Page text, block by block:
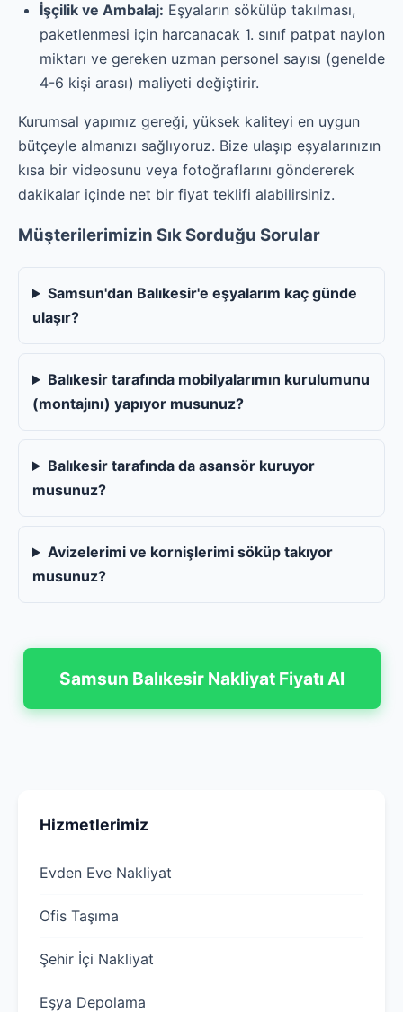
İşçilik ve Ambalaj: Eşyaların sökülüp takılması,
paketlenmesi için harcanacak 1. sınıf patpat naylon
miktarı ve gereken uzman personel sayısı (genelde
4-6 kişi arası) maliyeti değiştirir.
Kurumsal yapımız gereği, yüksek kaliteyi en uygun
bütçeyle almanızı sağlıyoruz. Bize ulaşıp eşyalarınızın
kısa bir videosunu veya fotoğraflarını göndererek
dakikalar içinde net bir fiyat teklifi alabilirsiniz.
Müşterilerimizin Sık Sorduğu Sorular
Samsun'dan Balıkesir'e eşyalarım kaç günde
ulaşır?
Balıkesir tarafında mobilyalarımın kurulumunu
(montajını) yapıyor musunuz?
Balıkesir tarafında da asansör kuruyor
musunuz?
Avizelerimi ve kornişlerimi söküp takıyor
musunuz?
Samsun Balıkesir Nakliyat Fiyatı Al
Hizmetlerimiz
Evden Eve Nakliyat
Ofis Taşıma
Şehir İçi Nakliyat
Eşya Depolama